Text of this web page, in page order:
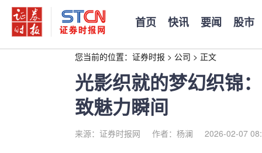
首页 快讯 要闻 股市
您当前的位置： 证券时报 > 公司 > 正文
光影织就的梦幻织锦
致魅力瞬间
来源：证券时报网 作者：杨澜 2026-02-07